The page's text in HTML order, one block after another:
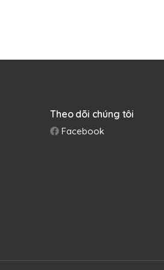
Theo dõi chúng tôi
Facebook